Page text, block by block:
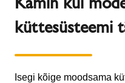
küttesüsteemi
Isegi kõige moodsama